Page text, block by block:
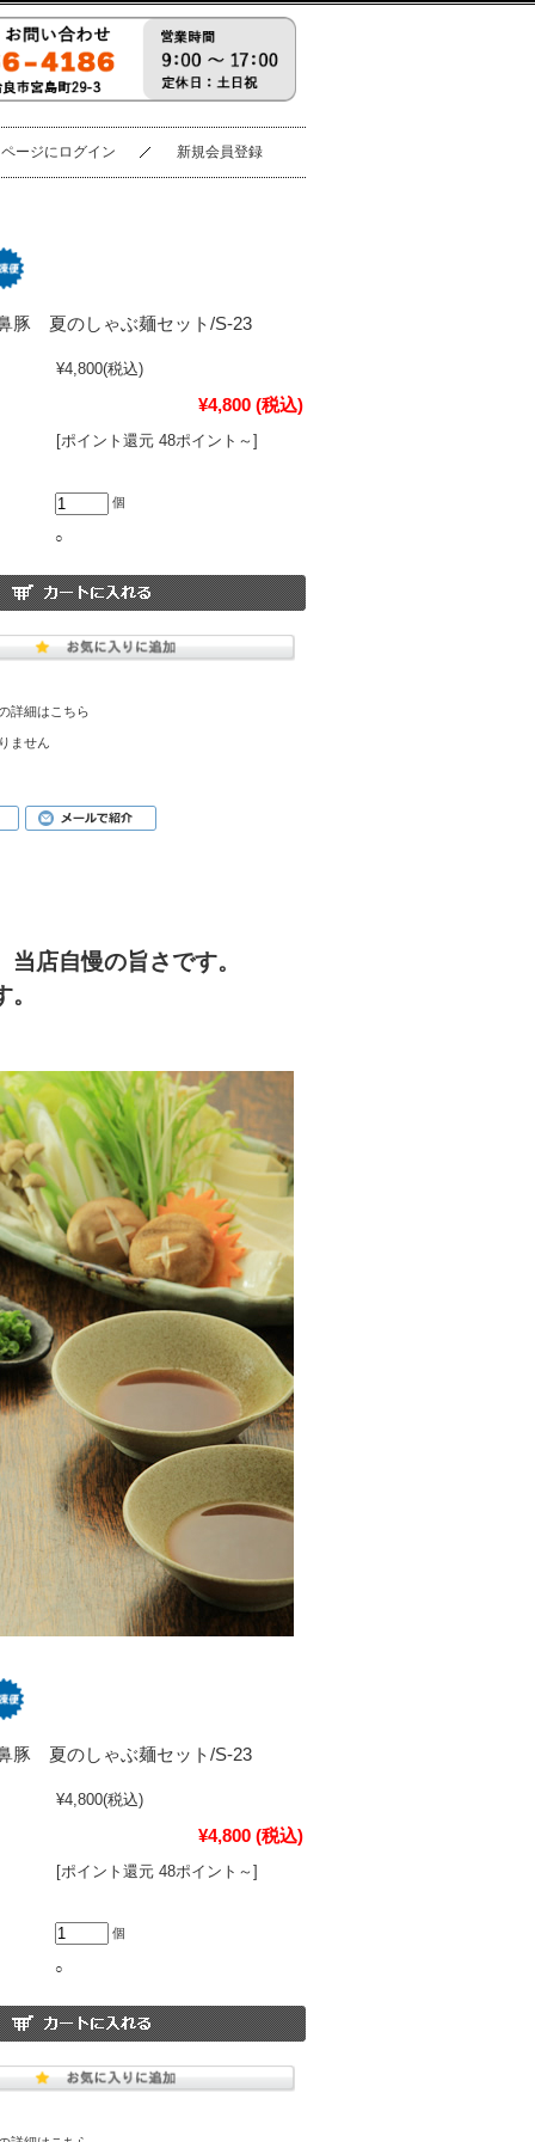
ージにログイン 新規会員登録
豚 夏のしゃぶ麺セット/S-23
¥4,800(税込)
¥4,800 (税込)
[ポイント還元 48ポイント～]
個
○
詳細はこちら
ません
店自慢の旨さです。
豚 夏のしゃぶ麺セット/S-23
¥4,800(税込)
¥4,800 (税込)
[ポイント還元 48ポイント～]
個
○